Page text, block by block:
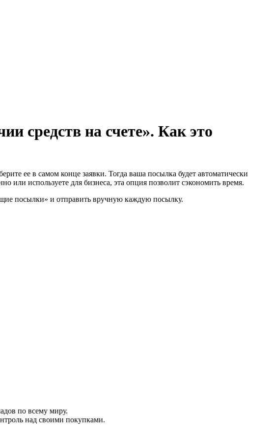
средств на счете». Как это
ее в самом конце заявки. Тогда ваша посылка будет автоматически
или используете для бизнеса, эта опция позволит сэкономить время.
посылки» и отправить вручную каждую посылку.
по всему миру.
над своими покупками.